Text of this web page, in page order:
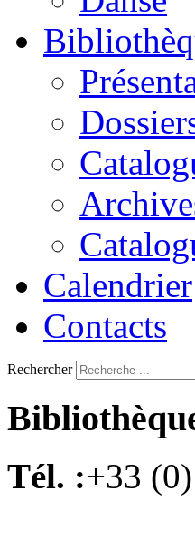
Calendrier
Contacts
Rechercher
Tél. :+33